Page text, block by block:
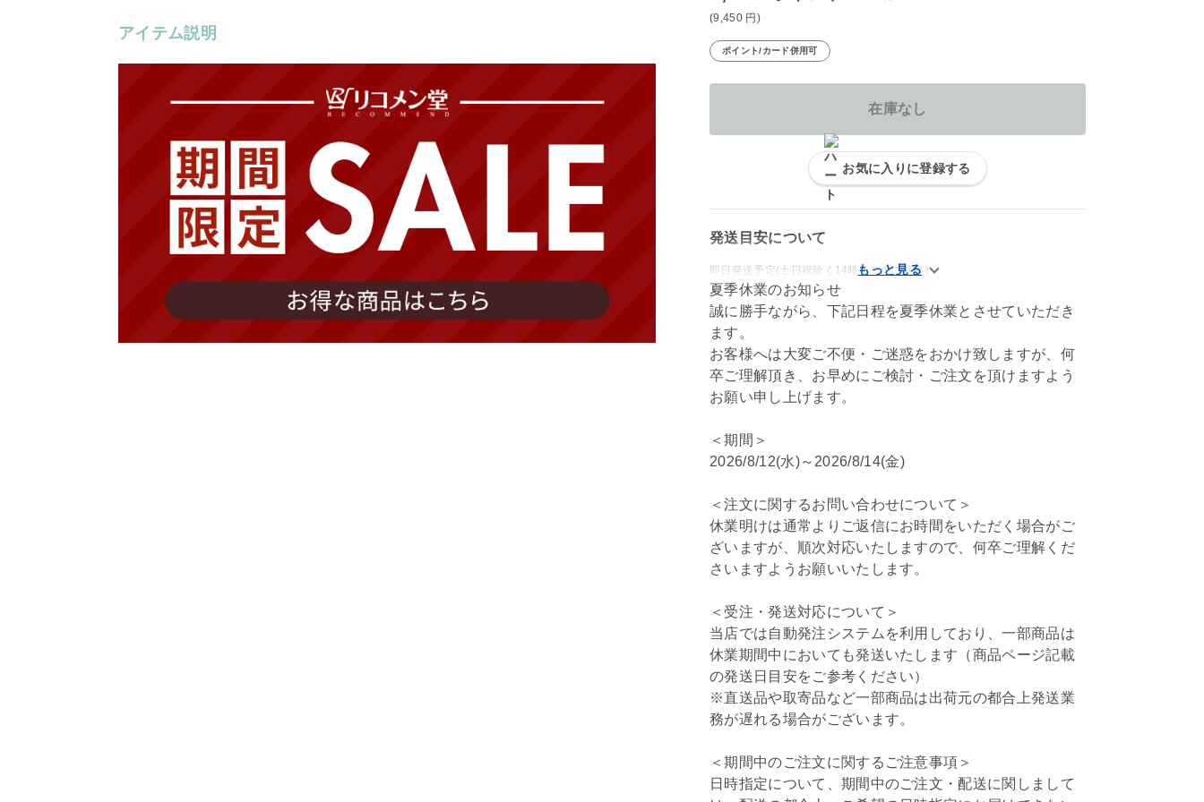
アイテム説明
(9,450 円 )
ポイント/カード併用可
在庫なし
お気に入りに登録する
発送目安について
即日発送予定(土日祝除く14時までのご注文)
夏季休業のお知らせ
誠に勝手ながら、下記日程を夏季休業とさせていただき
ます。
お客様へは大変ご不便・ご迷惑をおかけ致しますが、何
卒ご理解頂き、お早めにご検討・ご注文を頂けますよう
お願い申し上げます。
＜期間＞
2026/8/12(水)～2026/8/14(金)
＜注文に関するお問い合わせについて＞
休業明けは通常よりご返信にお時間をいただく場合がご
ざいますが、順次対応いたしますので、何卒ご理解くだ
さいますようお願いいたします。
＜受注・発送対応について＞
当店では自動発注システムを利用しており、一部商品は
休業期間中においても発送いたします（商品ページ記載
の発送日目安をご参考ください）
※直送品や取寄品など一部商品は出荷元の都合上発送業
務が遅れる場合がございます。
＜期間中のご注文に関するご注意事項＞
日時指定について、期間中のご注文・配送に関しまして